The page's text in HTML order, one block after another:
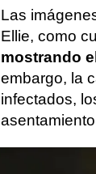
Las
Ellie, como
mostrando
embargo, la
infectados,